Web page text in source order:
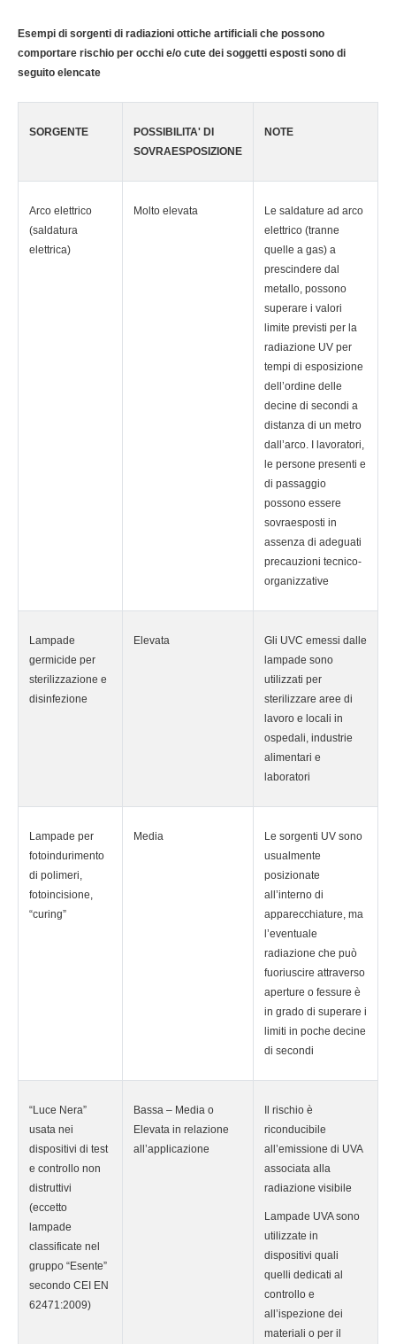
Esempi di sorgenti di radiazioni ottiche artificiali che possono
comportare rischio per occhi e/o cute dei soggetti esposti sono di
seguito elencate
SORGENTE
POSSIBILITA' DI
SOVRAESPOSIZIONE
NOTE
Arco elettrico
(saldatura
elettrica)
Molto elevata
Le saldature ad arco
elettrico (tranne
quelle a gas) a
prescindere dal
metallo, possono
superare i valori
limite previsti per la
radiazione UV per
tempi di esposizione
dell’ordine delle
decine di secondi a
distanza di un metro
dall’arco. I lavoratori,
le persone presenti e
di passaggio
possono essere
sovraesposti in
assenza di adeguati
precauzioni tecnico-
organizzative
Lampade
germicide per
sterilizzazione e
disinfezione
Elevata
Gli UVC emessi dalle
lampade sono
utilizzati per
sterilizzare aree di
lavoro e locali in
ospedali, industrie
alimentari e
laboratori
Lampade per
fotoindurimento
di polimeri,
fotoincisione,
“curing”
Media
Le sorgenti UV sono
usualmente
posizionate
all’interno di
apparecchiature, ma
l’eventuale
radiazione che può
fuoriuscire attraverso
aperture o fessure è
in grado di superare i
limiti in poche decine
di secondi
“Luce Nera”
usata nei
dispositivi di test
e controllo non
distruttivi
(eccetto
lampade
classificate nel
gruppo “Esente”
secondo CEI EN
62471:2009)
Bassa – Media o
Elevata in relazione
all’applicazione
Il rischio è
riconducibile
all’emissione di UVA
associata alla
radiazione visibile
Lampade UVA sono
utilizzate in
dispositivi quali
quelli dedicati al
controllo e
all’ispezione dei
materiali o per il